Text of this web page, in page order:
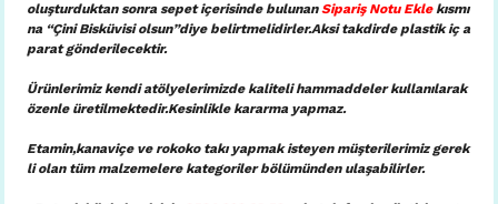
oluşturduktan sonra sepet içerisinde bulunanSipariş Notu Eklekısmı
na “Çini Bisküvisi olsun”diye belirtmelidirler.Aksi takdirde plastik iç a
parat gönderilecektir.
Ürünlerimiz kendi atölyelerimizde kaliteli hammaddeler kullanılarak
özenle üretilmektedir.Kesinlikle kararma yapmaz.
Etamin,kanaviçe ve rokoko takı yapmak isteyen müşterilerimiz gerek
li olan tüm malzemelere kategoriler bölümünden ulaşabilirler.